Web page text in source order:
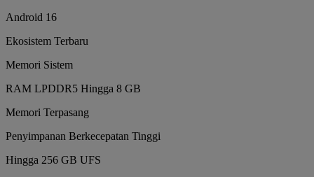
Android 16
Ekosistem Terbaru
Memori Sistem
RAM LPDDR5 Hingga 8 GB
Memori Terpasang
Penyimpanan Berkecepatan Tinggi
Hingga 256 GB UFS